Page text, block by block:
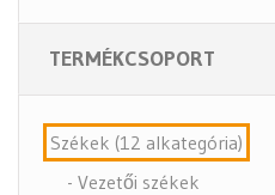
TERMÉKCSOPORT
Székek (12 alkategória)
- Vezetői székek